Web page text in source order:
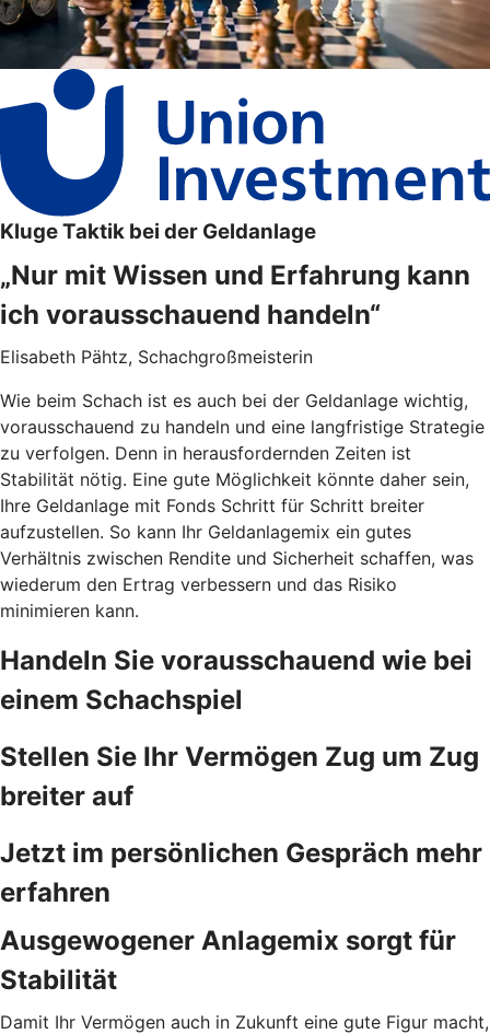
Kluge Taktik bei der Geldanlage
„Nur mit Wissen und Erfahrung kann
ich vorausschauend handeln“
Elisabeth Pähtz, Schachgroßmeisterin
Wie beim Schach ist es auch bei der Geldanlage wichtig,
vorausschauend zu handeln und eine langfristige Strategie
zu verfolgen. Denn in herausfordernden Zeiten ist
Stabilität nötig. Eine gute Möglichkeit könnte daher sein,
Ihre Geldanlage mit Fonds Schritt für Schritt breiter
aufzustellen. So kann Ihr Geldanlagemix ein gutes
Verhältnis zwischen Rendite und Sicherheit schaffen, was
wiederum den Ertrag verbessern und das Risiko
minimieren kann.
Handeln Sie vorausschauend wie bei
einem Schachspiel
Stellen Sie Ihr Vermögen Zug um Zug
breiter auf
Jetzt im persönlichen Gespräch mehr
erfahren
Ausgewogener Anlagemix sorgt für
Stabilität
Damit Ihr Vermögen auch in Zukunft eine gute Figur macht,